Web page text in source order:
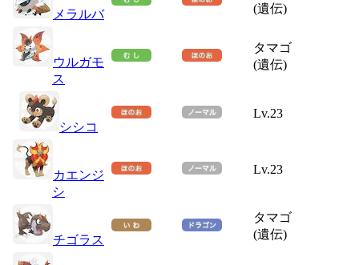
メラルバ
(遺伝)
ウルガモ
ス
タマゴ
(遺伝)
シシコ
Lv.23
カエンジ
シ
Lv.23
チゴラス
タマゴ
(遺伝)